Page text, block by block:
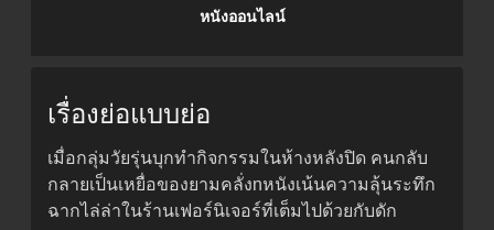
หนังออนไลน์
เรื่องย่อแบบย่อ
เมื่อกลุ่มวัยรุ่นบุกทำกิจกรรมในห้างหลังปิด คนกลับ
กลายเป็นเหยื่อของยามคลั่งnหนังเน้นความลุ้นระทึก
ฉากไล่ล่าในร้านเฟอร์นิเจอร์ที่เต็มไปด้วยกับดัก